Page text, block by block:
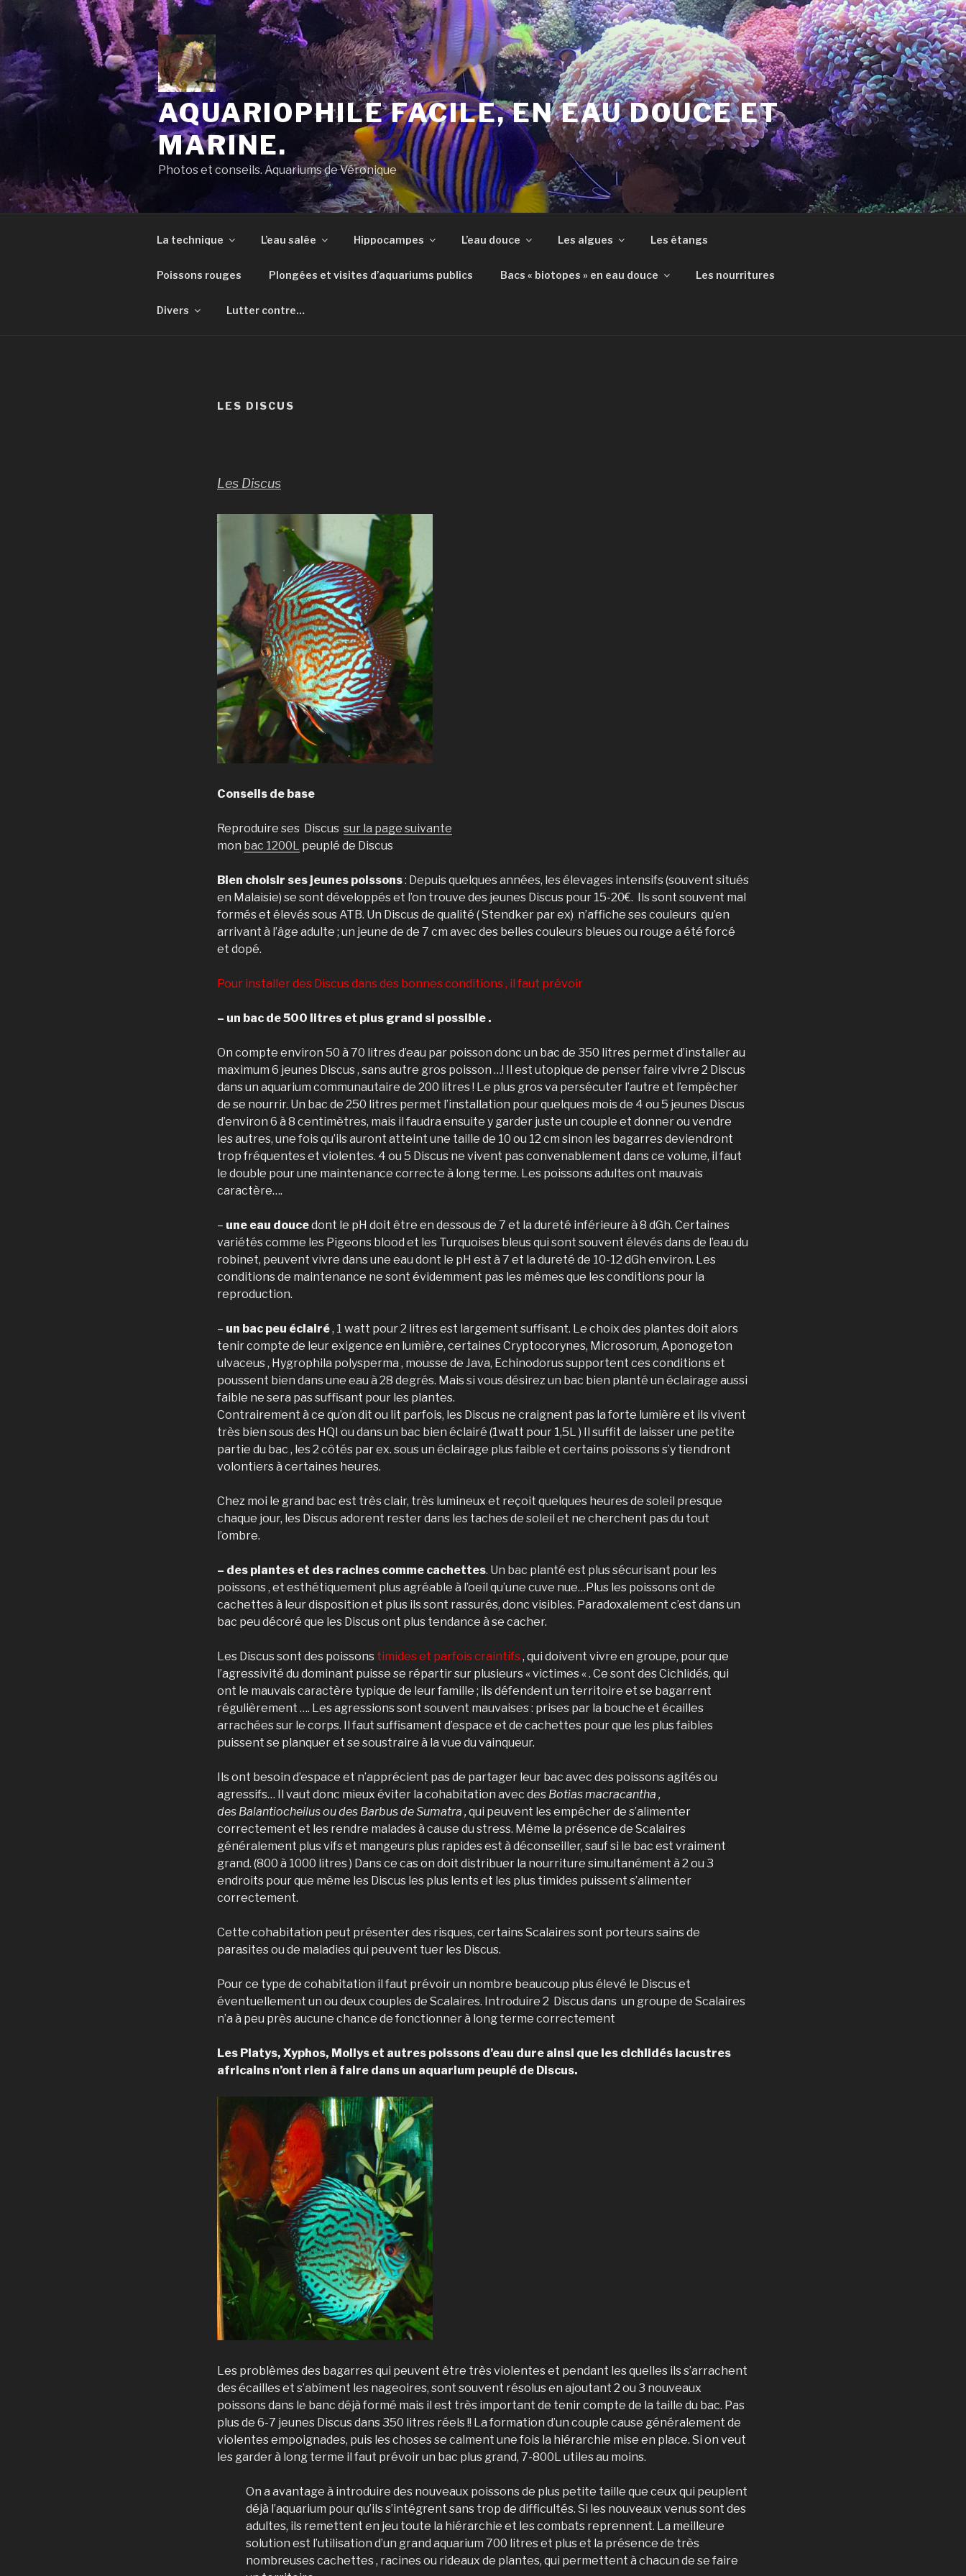
contenu
principal
AQUARIOPHILE FACILE, EN EAU DOUCE ET
MARINE.
Photos et conseils. Aquariums de Véronique
La technique L’eau salée Hippocampes L’eau douce Les algues Les étangs
Poissons rouges Plongées et visites d’aquariums publics Bacs « biotopes » en eau douce Les nourritures
Divers Lutter contre…
LES DISCUS
Les Discus
Conseils de base
Reproduire ses Discus sur la page suivante
mon bac 1200L peuplé de Discus
Bien choisir ses jeunes poissons: Depuis quelques années, les élevages intensifs (souvent situés
en Malaisie) se sont développés et l’on trouve des jeunes Discus pour 15-20€. Ils sont souvent mal
formés et élevés sous ATB. Un Discus de qualité ( Stendker par ex) n’affiche ses couleurs qu’en
arrivant à l’âge adulte ; un jeune de de 7 cm avec des belles couleurs bleues ou rouge a été forcé
et dopé.
Pour installer des Discus dans des bonnes conditions , il faut prévoir
– un bac de 500 litres et plus grand si possible .
On compte environ 50 à 70 litres d’eau par poisson donc un bac de 350 litres permet d’installer au
maximum 6 jeunes Discus , sans autre gros poisson …! Il est utopique de penser faire vivre 2 Discus
dans un aquarium communautaire de 200 litres ! Le plus gros va persécuter l’autre et l’empêcher
de se nourrir. Un bac de 250 litres permet l’installation pour quelques mois de 4 ou 5 jeunes Discus
d’environ 6 à 8 centimètres, mais il faudra ensuite y garder juste un couple et donner ou vendre
les autres, une fois qu’ils auront atteint une taille de 10 ou 12 cm sinon les bagarres deviendront
trop fréquentes et violentes. 4 ou 5 Discus ne vivent pas convenablement dans ce volume, il faut
le double pour une maintenance correcte à long terme. Les poissons adultes ont mauvais
caractère….
– une eau doucedont le pH doit être en dessous de 7 et la dureté inférieure à 8 dGh. Certaines
variétés comme les Pigeons blood et les Turquoises bleus qui sont souvent élevés dans de l’eau du
robinet, peuvent vivre dans une eau dont le pH est à 7 et la dureté de 10-12 dGh environ. Les
conditions de maintenance ne sont évidemment pas les mêmes que les conditions pour la
reproduction.
– un bac peu éclairé, 1 watt pour 2 litres est largement suffisant. Le choix des plantes doit alors
tenir compte de leur exigence en lumière, certaines Cryptocorynes, Microsorum, Aponogeton
ulvaceus , Hygrophila polysperma , mousse de Java, Echinodorus supportent ces conditions et
poussent bien dans une eau à 28 degrés. Mais si vous désirez un bac bien planté un éclairage aussi
faible ne sera pas suffisant pour les plantes.
Contrairement à ce qu’on dit ou lit parfois, les Discus ne craignent pas la forte lumière et ils vivent
très bien sous des HQI ou dans un bac bien éclairé (1watt pour 1,5L ) Il suffit de laisser une petite
partie du bac , les 2 côtés par ex. sous un éclairage plus faible et certains poissons s’y tiendront
volontiers à certaines heures.
Chez moi le grand bac est très clair, très lumineux et reçoit quelques heures de soleil presque
chaque jour, les Discus adorent rester dans les taches de soleil et ne cherchent pas du tout
l’ombre.
– des plantes et des racines comme cachettes. Un bac planté est plus sécurisant pour les
poissons , et esthétiquement plus agréable à l’oeil qu’une cuve nue…Plus les poissons ont de
cachettes à leur disposition et plus ils sont rassurés, donc visibles. Paradoxalement c’est dans un
bac peu décoré que les Discus ont plus tendance à se cacher.
Les Discus sont des poissons timides et parfois craintifs, qui doivent vivre en groupe, pour que
l’agressivité du dominant puisse se répartir sur plusieurs « victimes « . Ce sont des Cichlidés, qui
ont le mauvais caractère typique de leur famille ; ils défendent un territoire et se bagarrent
régulièrement …. Les agressions sont souvent mauvaises : prises par la bouche et écailles
arrachées sur le corps. Il faut suffisament d’espace et de cachettes pour que les plus faibles
puissent se planquer et se soustraire à la vue du vainqueur.
Ils ont besoin d’espace et n’apprécient pas de partager leur bac avec des poissons agités ou
agressifs… Il vaut donc mieux éviter la cohabitation avec des Botias macracantha ,
des Balantiocheilus ou des Barbus de Sumatra , qui peuvent les empêcher de s’alimenter
correctement et les rendre malades à cause du stress. Même la présence de Scalaires
généralement plus vifs et mangeurs plus rapides est à déconseiller, sauf si le bac est vraiment
grand. (800 à 1000 litres ) Dans ce cas on doit distribuer la nourriture simultanément à 2 ou 3
endroits pour que même les Discus les plus lents et les plus timides puissent s’alimenter
correctement.
Cette cohabitation peut présenter des risques, certains Scalaires sont porteurs sains de
parasites ou de maladies qui peuvent tuer les Discus.
Pour ce type de cohabitation il faut prévoir un nombre beaucoup plus élevé le Discus et
éventuellement un ou deux couples de Scalaires. Introduire 2 Discus dans un groupe de Scalaires
n’a à peu près aucune chance de fonctionner à long terme correctement
Les Platys, Xyphos, Mollys et autres poissons d’eau dure ainsi que les cichlidés lacustres
africains n’ont rien à faire dans un aquarium peuplé de Discus.
Les problèmes des bagarres qui peuvent être très violentes et pendant les quelles ils s’arrachent
des écailles et s’abîment les nageoires, sont souvent résolus en ajoutant 2 ou 3 nouveaux
poissons dans le banc déjà formé mais il est très important de tenir compte de la taille du bac. Pas
plus de 6-7 jeunes Discus dans 350 litres réels !! La formation d’un couple cause généralement de
violentes empoignades, puis les choses se calment une fois la hiérarchie mise en place. Si on veut
les garder à long terme il faut prévoir un bac plus grand, 7-800L utiles au moins.
On a avantage à introduire des nouveaux poissons de plus petite taille que ceux qui peuplent
déjà l’aquarium pour qu’ils s’intégrent sans trop de difficultés. Si les nouveaux venus sont des
adultes, ils remettent en jeu toute la hiérarchie et les combats reprennent. La meilleure
solution est l’utilisation d’un grand aquarium 700 litres et plus et la présence de très
nombreuses cachettes , racines ou rideaux de plantes, qui permettent à chacun de se faire